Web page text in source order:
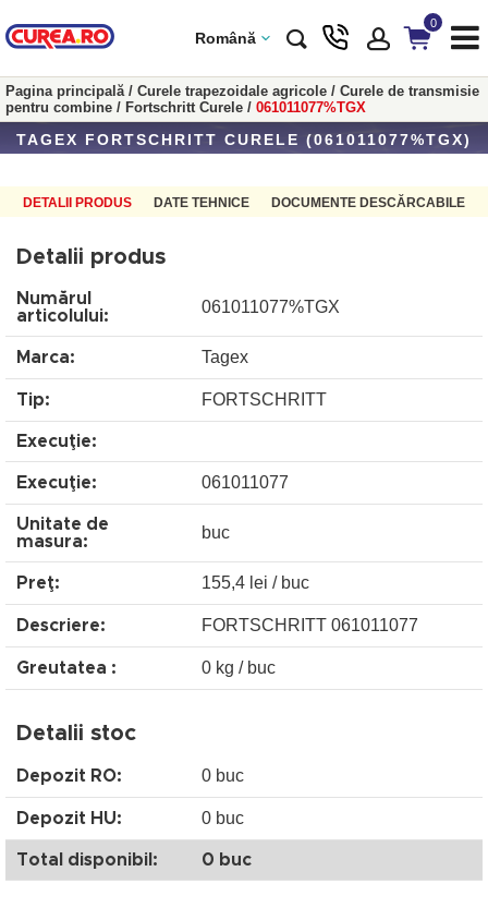
Română
0
Pagina principală/ Curele trapezoidale agricole / Curele de transmisie
pentru combine / Fortschritt Curele / 061011077%TGX
TAGEX FORTSCHRITT CURELE (061011077%TGX)
DETALII PRODUS DATE TEHNICE DOCUMENTE DESCĂRCABILE
Detalii produs
Numărul
articolului:
061011077%TGX
Marca: Tagex
Tip: FORTSCHRITT
Execuţie:
Execuţie: 061011077
Unitate de
masura:
buc
Preţ: 155,4 lei / buc
Descriere: FORTSCHRITT 061011077
Greutatea : 0 kg / buc
Detalii stoc
Depozit RO: 0 buc
Depozit HU: 0 buc
Total disponibil: 0 buc